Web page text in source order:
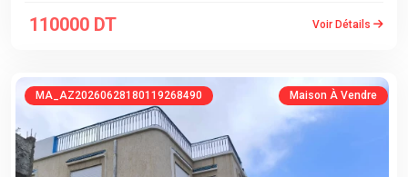
110000 DT Voir Détails
MA_AZ20260628180119268490 Maison À Vendre